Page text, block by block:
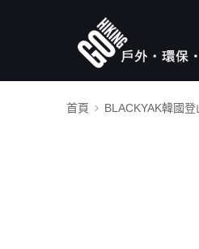
首頁 BLACKYAK韓國